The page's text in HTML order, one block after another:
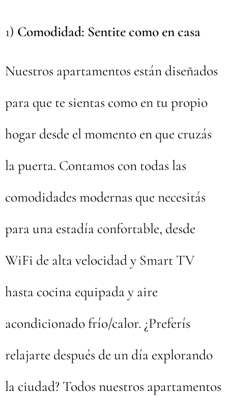
1) Comodidad: Sentite como en casa
Nuestros apartamentos están diseñados
para que te sientas como en tu propio
hogar desde el momento en que cruzás
la puerta. Contamos con todas las
comodidades modernas que necesitás
para una estadía confortable, desde
WiFi de alta velocidad y Smart TV
hasta cocina equipada y aire
acondicionado frío/calor. ¿Preferís
relajarte después de un día explorando
la ciudad? Todos nuestros apartamentos